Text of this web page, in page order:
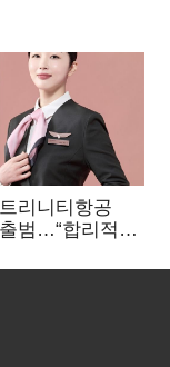
트리니티항공
출범…“합리적
비스로 승부”